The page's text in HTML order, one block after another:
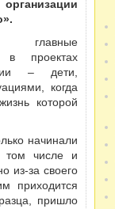
в проектах
– дети,
когда
которой
начинали
том числе и
из-за своего
приходится
пришло